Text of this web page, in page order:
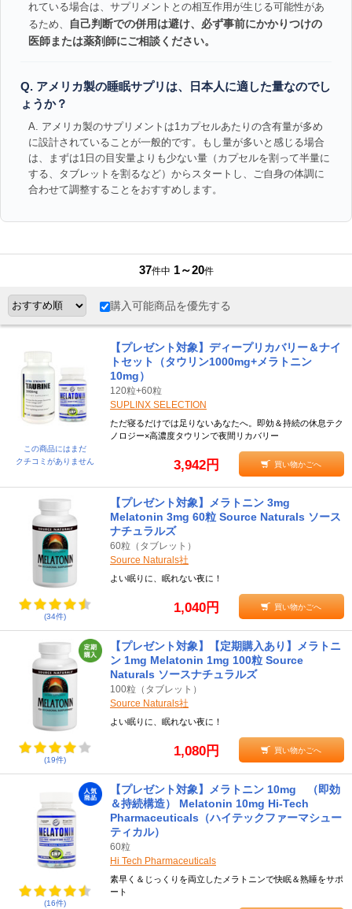
れている場合は、サプリメントとの相互作用が生じる可能性があ
るため、
自己判断での併用は避け、必ず事前にかかりつけの
医師または薬剤師にご相談ください。
Q. アメリカ製の睡眠サプリは、日本人に適した量なのでし
ょうか？
A. アメリカ製のサプリメントは1カプセルあたりの含有量が多め
に設計されていることが一般的です。もし量が多いと感じる場合
は、まずは1日の目安量よりも少ない量（カプセルを割って半量に
する、タブレットを割るなど）からスタートし、ご自身の体調に
合わせて調整することをおすすめします。
37件中 1～20件
購入可能商品を優先する
この商品にはまだ
クチコミがありません
【プレゼント対象】ディープリカバリー＆ナイ
トセット（タウリン1000mg+メラトニン
10mg）
120粒+60粒
SUPLINX SELECTION
ただ寝るだけでは足りないあなたへ。即効＆持続の休息テク
ノロジー×高濃度タウリンで夜間リカバリー
3,942円 買い物かごへ
(34件)
【プレゼント対象】メラトニン 3mg
Melatonin 3mg 60粒 Source Naturals ソース
ナチュラルズ
60粒（タブレット）
Source Naturals社
よい眠りに、眠れない夜に！
1,040円 買い物かごへ
(19件)
【プレゼント対象】【定期購入あり】メラトニ
ン 1mg Melatonin 1mg 100粒 Source
Naturals ソースナチュラルズ
100粒（タブレット）
Source Naturals社
よい眠りに、眠れない夜に！
1,080円 買い物かごへ
(16件)
【プレゼント対象】メラトニン 10mg （即効
＆持続構造） Melatonin 10mg Hi-Tech
Pharmaceuticals（ハイテックファーマシュー
ティカル）
60粒
Hi Tech Pharmaceuticals
素早く＆じっくりを両立したメラトニンで快眠＆熟睡をサポ
ート